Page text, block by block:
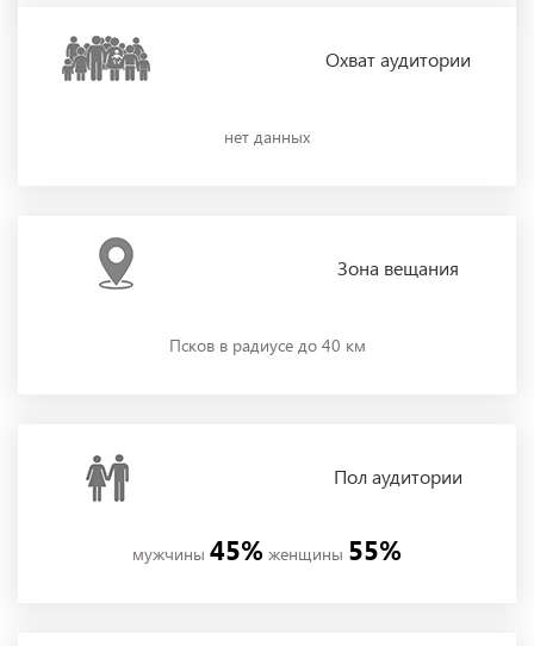
Охватаудитории
нет данных
Зона вещания
Псков в радиусе до 40 км
Полаудитории
мужчины 45% женщины 55%